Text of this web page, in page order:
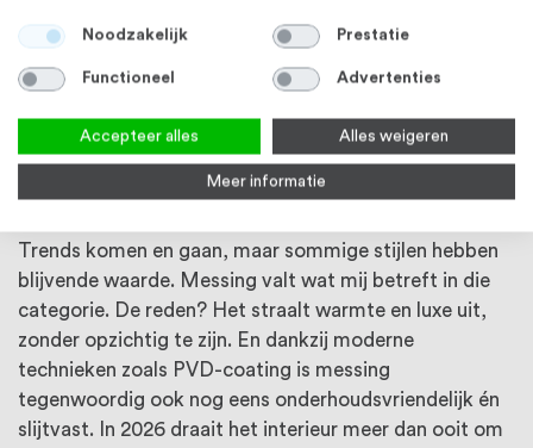
Intersteel SKG3
250x50mm kruk/kruk Jura met
veerconstructie ...
€ 318,45
Intersteel SKG3
250x50mm greep/kruk Luzern
met veerconstructie met ...
€ 272,31
Waarom messing trendy blijft
Trends komen en gaan, maar sommige stijlen hebben
blijvende waarde. Messing valt wat mij betreft in die
categorie. De reden? Het straalt warmte en luxe uit,
zonder opzichtig te zijn. En dankzij moderne
technieken zoals PVD-coating is messing
tegenwoordig ook nog eens onderhoudsvriendelijk én
slijtvast. In 2026 draait het interieur meer dan ooit om
Noodzakelijk Prestatie
Functioneel Advertenties
Accepteer alles Alles weigeren
Meer informatie